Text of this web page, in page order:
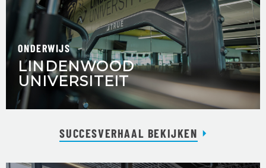
ONDERWIJS
LINDENWOOD
UNIVERSITEIT
SUCCESVERHAAL BEKIJKEN